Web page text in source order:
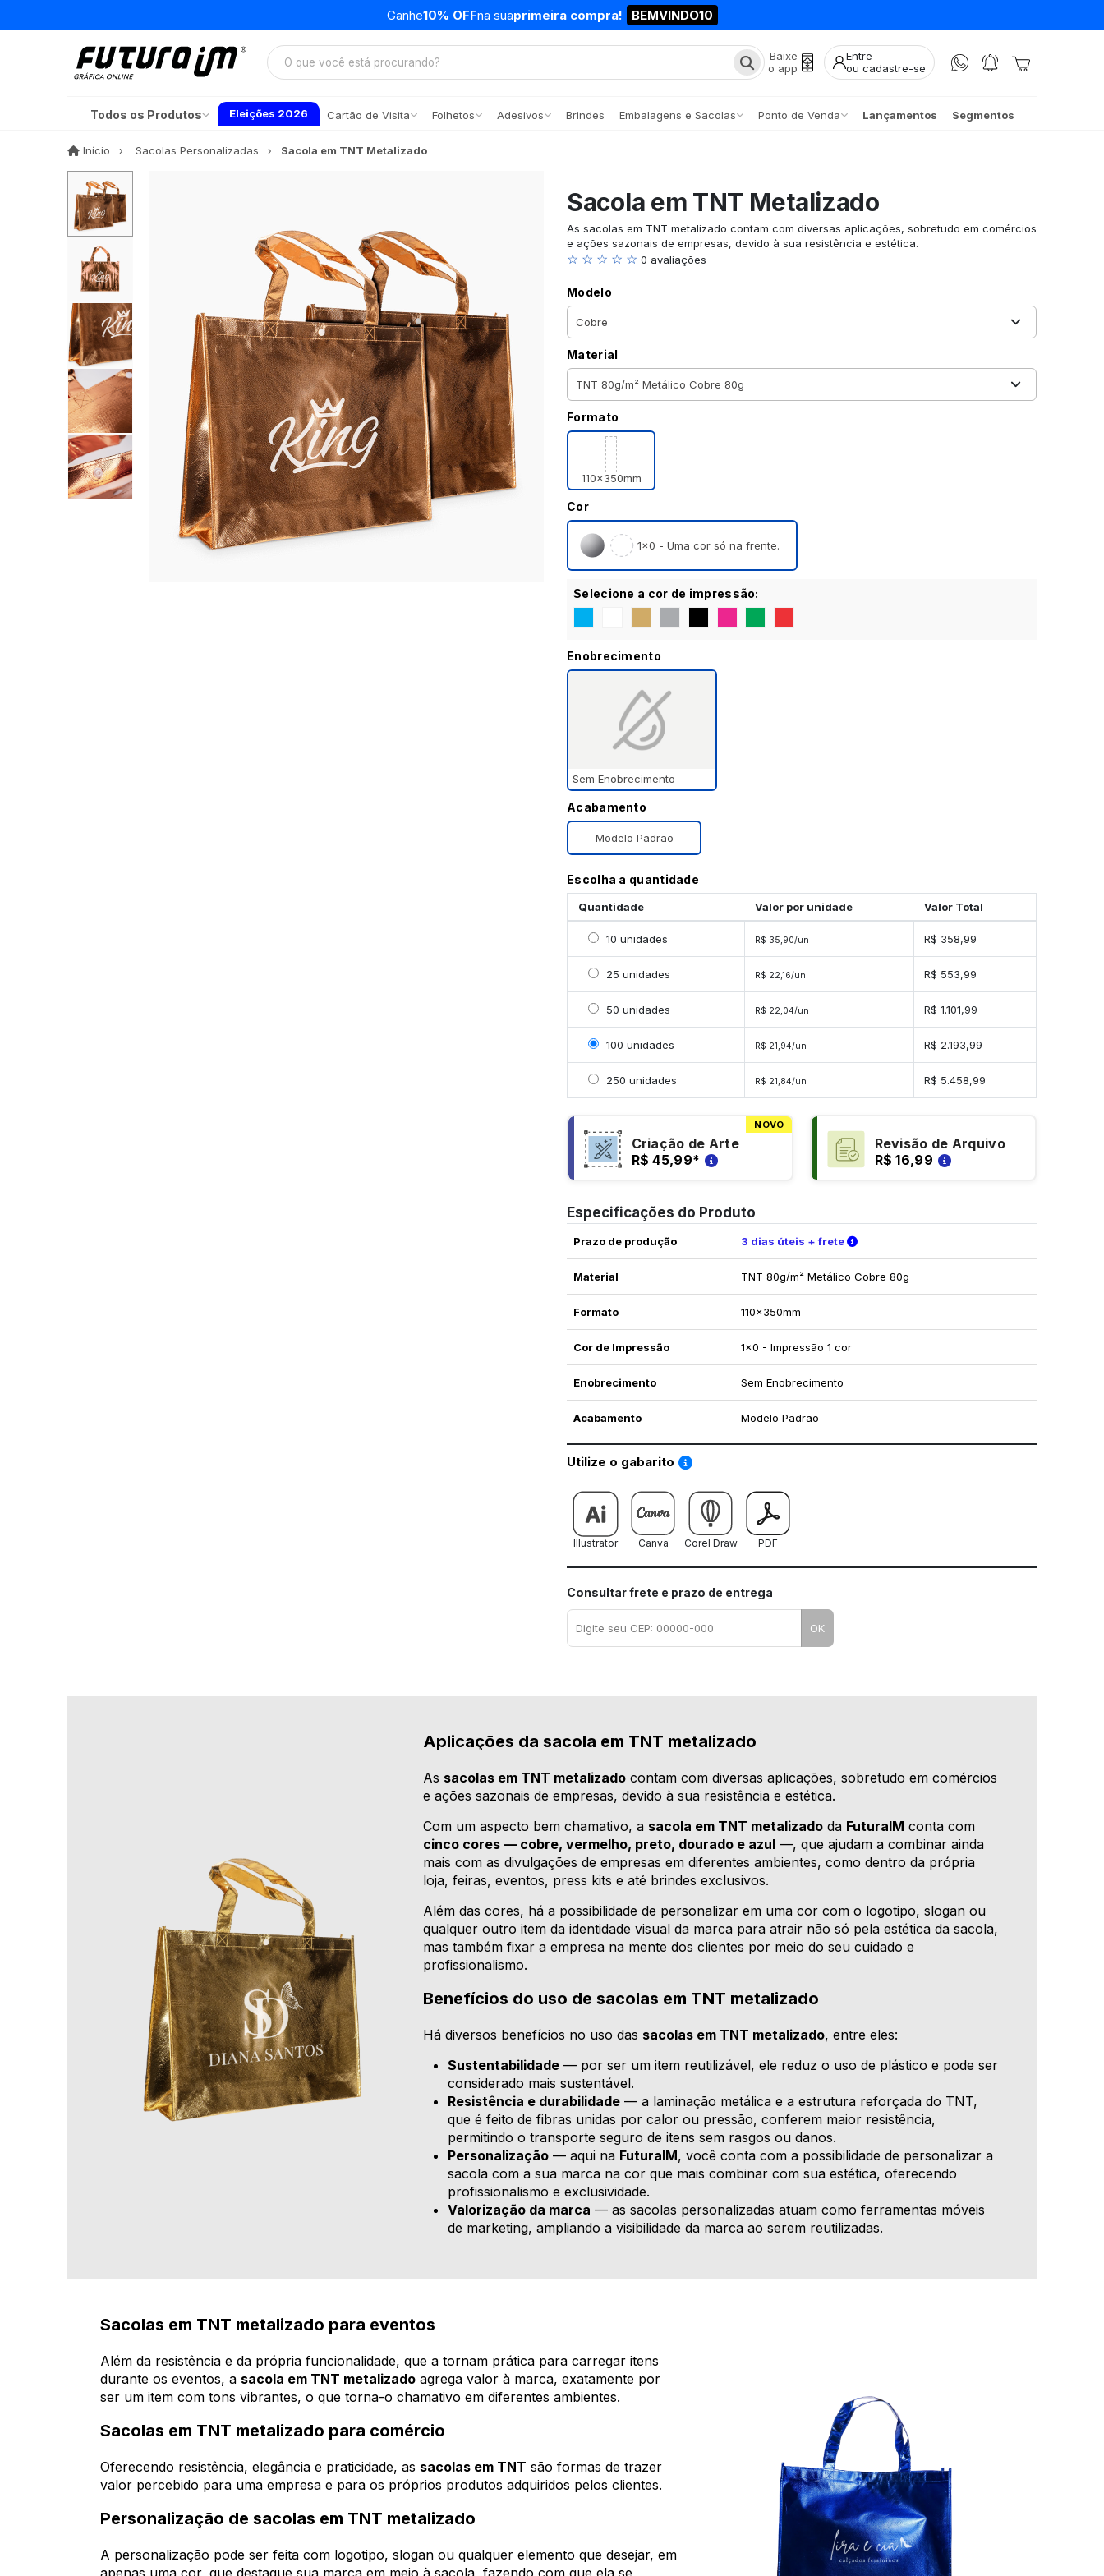
Ganhe10% OFFna suaprimeira compra! BEMVINDO10
Baixe
o app
Entre
ou cadastre-se
Todos os Produtos Eleições 2026 Cartão de Visita Folhetos Adesivos Brindes Embalagens e Sacolas Ponto de Venda Lançamentos Segmentos
Início InícioSacolas Personalizadas Sacola em TNT Metalizado
Sacola em TNT Metalizado
As sacolas em TNT metalizado contam com diversas aplicações, sobretudo em comércios
e ações sazonais de empresas, devido à sua resistência e estética.
☆ ☆ ☆ ☆ ☆ 0 avaliações
Modelo
Material
Formato
110x350mm
Cor
1×0 - Uma cor só na frente.
Selecione a cor de impressão:
Enobrecimento
Sem Enobrecimento
Acabamento
Modelo Padrão
Escolha a quantidade
Quantidade Valor por unidade Valor Total
Selecionar 10 unidades
10 unidades R$ 35,90/un R$ 358,99
Selecionar 25 unidades
25 unidades R$ 22,16/un R$ 553,99
Selecionar 50 unidades
50 unidades R$ 22,04/un R$ 1.101,99
Selecionar 100 unidades
100 unidades R$ 21,94/un R$ 2.193,99
Selecionar 250 unidades
250 unidades R$ 21,84/un R$ 5.458,99
NOVO
Criação de Arte
R$ 45,99*
Revisão de Arquivo
R$ 16,99
Especificações do Produto
Prazo de produção 3 dias úteis + frete Verifique as condições de entrega
Material TNT 80g/m² Metálico Cobre 80g
Formato 110x350mm
Cor de Impressão 1x0 - Impressão 1 cor
Enobrecimento Sem Enobrecimento
Acabamento Modelo Padrão
Utilize o gabarito Saiba como utilizar os nossos gabaritos
Illustrator Canva Corel Draw PDF
Consultar frete e prazo de entrega
OK
Aplicações da sacola em TNT metalizado
As sacolas em TNT metalizado contam com diversas aplicações, sobretudo em comércios
e ações sazonais de empresas, devido à sua resistência e estética.
Com um aspecto bem chamativo, a sacola em TNT metalizado da FuturaIM conta com
cinco cores — cobre, vermelho, preto, dourado e azul —, que ajudam a combinar ainda
mais com as divulgações de empresas em diferentes ambientes, como dentro da própria
loja, feiras, eventos, press kits e até brindes exclusivos.
Além das cores, há a possibilidade de personalizar em uma cor com o logotipo, slogan ou
qualquer outro item da identidade visual da marca para atrair não só pela estética da sacola,
mas também fixar a empresa na mente dos clientes por meio do seu cuidado e
profissionalismo.
Benefícios do uso de sacolas em TNT metalizado
Há diversos benefícios no uso das sacolas em TNT metalizado, entre eles:
Sustentabilidade — por ser um item reutilizável, ele reduz o uso de plástico e pode ser
considerado mais sustentável.
Resistência e durabilidade — a laminação metálica e a estrutura reforçada do TNT,
que é feito de fibras unidas por calor ou pressão, conferem maior resistência,
permitindo o transporte seguro de itens sem rasgos ou danos.
Personalização — aqui na FuturaIM, você conta com a possibilidade de personalizar a
sacola com a sua marca na cor que mais combinar com sua estética, oferecendo
profissionalismo e exclusividade.
Valorização da marca — as sacolas personalizadas atuam como ferramentas móveis
de marketing, ampliando a visibilidade da marca ao serem reutilizadas.
Sacolas em TNT metalizado para eventos
Além da resistência e da própria funcionalidade, que a tornam prática para carregar itens
durante os eventos, a sacola em TNT metalizado agrega valor à marca, exatamente por
ser um item com tons vibrantes, o que torna-o chamativo em diferentes ambientes.
Sacolas em TNT metalizado para comércio
Oferecendo resistência, elegância e praticidade, as sacolas em TNT são formas de trazer
valor percebido para uma empresa e para os próprios produtos adquiridos pelos clientes.
Personalização de sacolas em TNT metalizado
A personalização pode ser feita com logotipo, slogan ou qualquer elemento que desejar, em